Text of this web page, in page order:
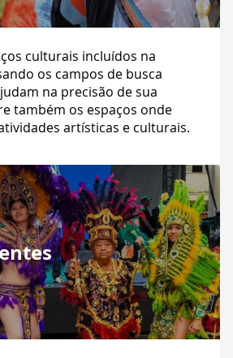
culturais incluídos na
os campos de busca
na precisão de sua
também os espaços onde
artísticas e culturais.